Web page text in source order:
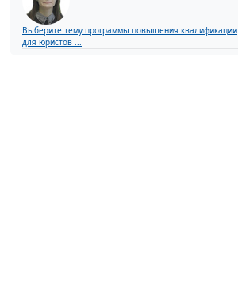
Выберите тему программы повышения квалификации
для юристов ...